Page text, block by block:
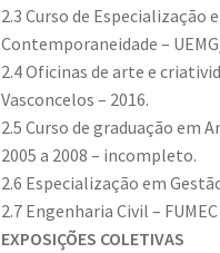
2.3 Curso de Especialização
Contemporaneidade –
2.4 Oficinas de arte e
Vasconcelos – 2016.
2.5 Curso de graduação em
2005 a 2008 – incompleto.
2.6 Especialização em
2.7 Engenharia Civil –
EXPOSIÇÕES COLETIVAS